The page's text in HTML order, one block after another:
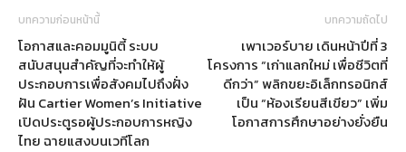
บทความก่อนหน้านี้
โอกาสและคอมมูนิตี้ ระบบ
สนับสนุนสำคัญที่จะทำให้ผู้
ประกอบการเพื่อสังคมไปถึงฝั่ง
ฝัน Cartier Women’s Initiative
เปิดประตูรอผู้ประกอบการหญิง
ไทย ฉายแสงบนเวทีโลก
บทความถัดไป
เพาเวอร์บาย เดินหน้าปีที่ 3
โครงการ “เก่าแลกใหม่ เพื่อชีวิตที่
ดีกว่า” พลิกขยะอิเล็กทรอนิกส์
เป็น “ห้องเรียนสีเขียว” เพิ่ม
โอกาสการศึกษาอย่างยั่งยืน